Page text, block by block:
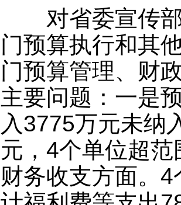
对省委宣传部
门预算执行和其
门预算管理、财
主要问题：一是
入3775万元未纳
元，4个单位超
财务收支方面。